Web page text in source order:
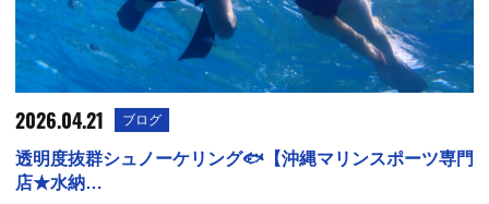
2026.04.21 ブログ
透明度抜群シュノーケリング🐟【沖縄マリンスポーツ専門
店★水納…